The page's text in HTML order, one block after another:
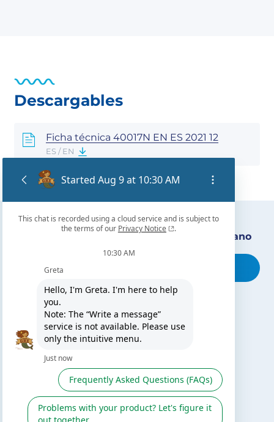
Descargables
Ficha técnica 40017N EN ES 2021 12
ES / EN
Encuentra nuestro distribuidor más cercano
TE PUEDE INTERESAR
El blog de Gre
Servicio de postventa
Catálogo Gre / Zodiac